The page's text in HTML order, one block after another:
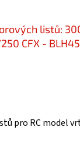
listů:
CFX -
pro RC model